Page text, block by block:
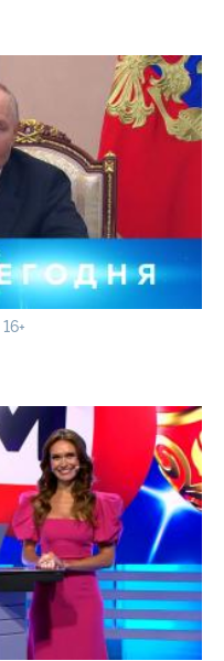
16+